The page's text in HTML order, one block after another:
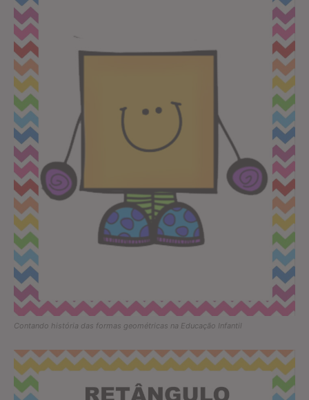
Contando história das formas geométricas na Educação Infantil